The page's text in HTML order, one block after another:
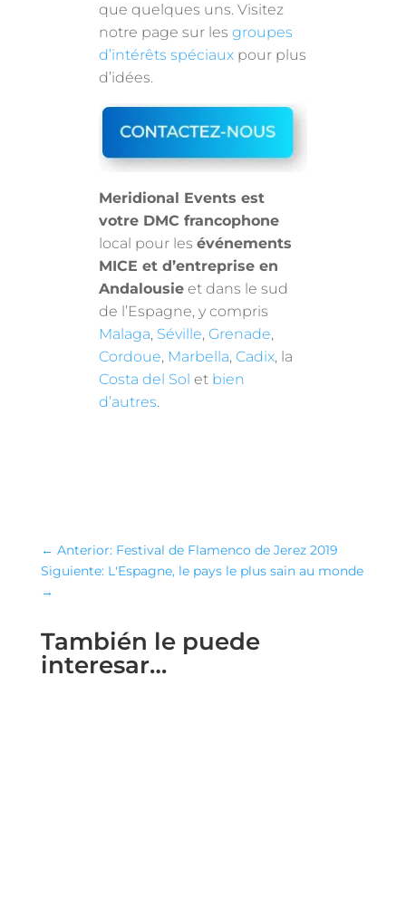
que quelques uns. Visitez
notre page sur lesgroupes
d’intérêts spéciaux pour plus
d’idées.
Meridional Events est
votre DMC francophone
local pour lesévénements
MICE et d’entreprise en
Andalousie et dans le sud
de l’Espagne, y compris
Malaga, Séville, Grenade,
Cordoue, Marbella, Cadix, la
Costa del Sol et bien
d’autres.
← Anterior: Festival de Flamenco de Jerez 2019
Siguiente: L'Espagne, le pays le plus sain au monde
→
También le puede
interesar…